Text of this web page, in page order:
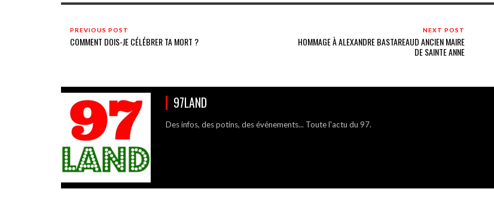
PREVIOUS POST
COMMENT DOIS-JE CÉLÉBRER TA MORT ?
NEXT POST
HOMMAGE À ALEXANDRE BASTAREAUD ANCIEN MAIRE
DE SAINTE ANNE
97LAND
Des infos, des potins, des événements... Toute l'actu du 97.